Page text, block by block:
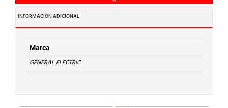
RELE
TERMICO
RT
REG.8-
12
cantidad
INFORMACIÓN ADICIONAL
Marca
GENERAL ELECTRIC